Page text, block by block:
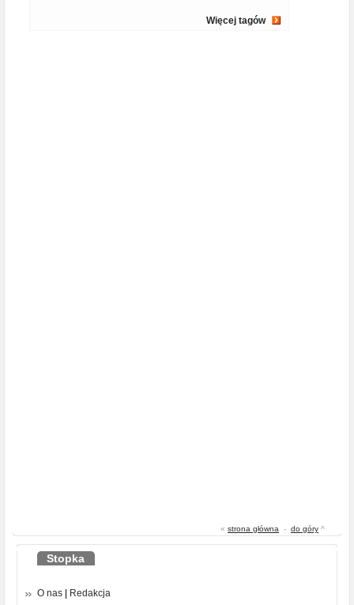
Więcej tagów
« strona główna - do góry ^
Stopka
O nas | Redakcja